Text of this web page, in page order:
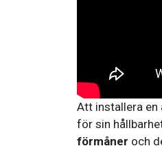
Att installera en
för sin
förmåner och